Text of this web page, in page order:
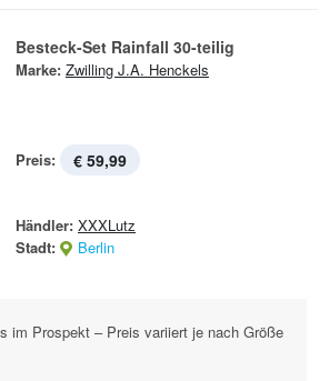
Besteck-Set Rainfall 30-teilig
Marke: Zwilling J.A. Henckels
Preis: € 59,99
Händler: XXXLutz
Stadt:
Berlin
im Prospekt – Preis variiert je nach Größe